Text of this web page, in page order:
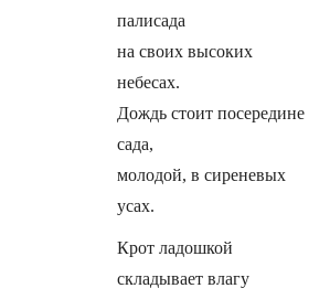
палисада
на своих высоких
небесах.
Дождь стоит посередине
сада,
молодой, в сиреневых
усах.
Крот ладошкой
складывает влагу